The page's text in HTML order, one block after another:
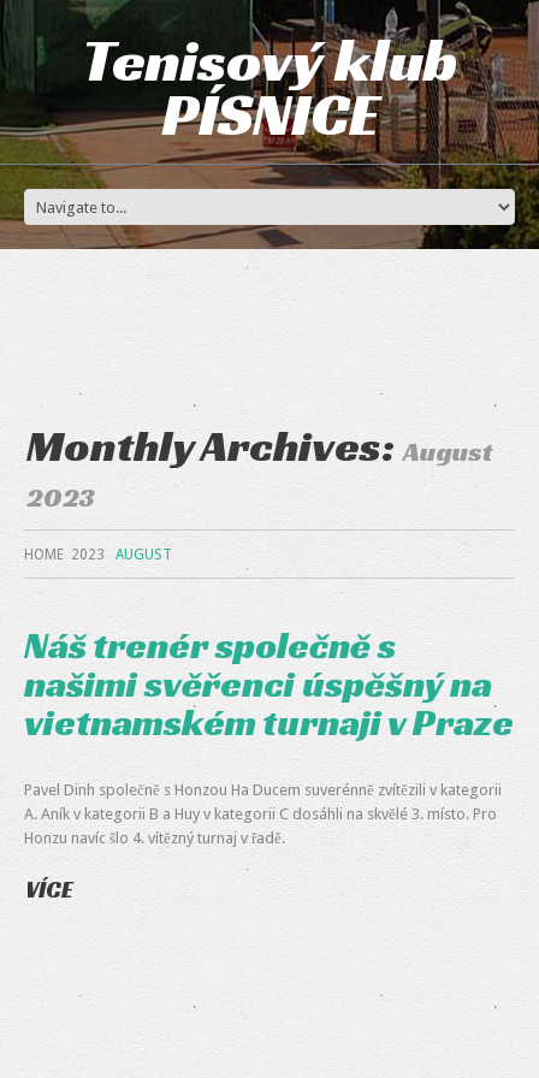
Tenisový klub
PÍSNICE
Monthly Archives:August
2023
HOME 2023 AUGUST
Náš trenér společně s
našimi svěřenci úspěšný na
vietnamském turnaji v Praze
Pavel Dinh společně s Honzou Ha Ducem suverénně zvítězili v kategorii
A. Aník v kategorii B a Huy v kategorii C dosáhli na skvělé 3. místo. Pro
Honzu navíc šlo 4. vítězný turnaj v řadě.
VÍCE